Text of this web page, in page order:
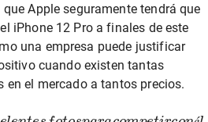
Apple seguramente tendrá que
iPhone 12 Pro a finales de este
una empresa puede justificar
cuando existen tantas
en el mercado a tantos precios.
e n s o p e n